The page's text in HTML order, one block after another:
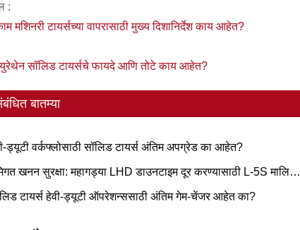
:
मशिनरी टायर्सच्या वापरासाठी मुख्य दिशानिर्देश काय आहेत?
सॉलिड टायर्सचे फायदे आणि तोटे काय आहेत?
बातम्या
ड्यूटी वर्कफ्लोसाठी सॉलिड टायर्स अंतिम अपग्रेड का आहेत?
खनन सुरक्षा: महागड्या LHD डाउनटाइम दूर करण्यासाठी L-5S मालिका
महत्त्वपूर्ण का आहेत
टायर्स हेवी-ड्यूटी ऑपरेशन्ससाठी अंतिम गेम-चेंजर आहेत का?